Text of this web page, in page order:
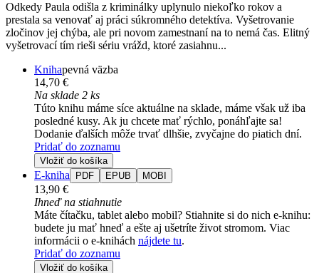
Odkedy Paula odišla z kriminálky uplynulo niekoľko rokov a
prestala sa venovať aj práci súkromného detektíva. Vyšetrovanie
zločinov jej chýba, ale pri novom zamestnaní na to nemá čas. Elitný
vyšetrovací tím rieši sériu vrážd, ktoré zasiahnu...
Knihapevná väzba
14,70 €
Na sklade 2 ks
Túto knihu máme síce aktuálne na sklade, máme však už iba
posledné kusy. Ak ju chcete mať rýchlo, ponáhľajte sa!
Dodanie ďalších môže trvať dlhšie, zvyčajne do piatich dní.
Pridať do zoznamu
Vložiť do košíka
E-kniha PDF EPUB MOBI
13,90 €
Ihneď na stiahnutie
Máte čítačku, tablet alebo mobil? Stiahnite si do nich e-knihu:
budete ju mať hneď a ešte aj ušetríte život stromom. Viac
informácii o e-knihách nájdete tu.
Pridať do zoznamu
Vložiť do košíka